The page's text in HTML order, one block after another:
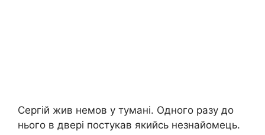
Сергій жив немов у тумані. Одного разу до
нього в двері постукав якийсь незнайомець.